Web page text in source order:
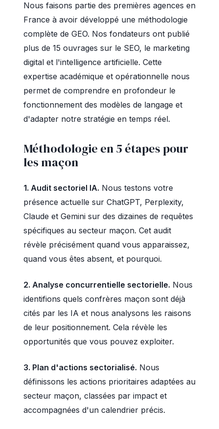
Nous faisons partie des premières agences en
France à avoir développé une méthodologie
complète de GEO. Nos fondateurs ont publié
plus de 15 ouvrages sur le SEO, le marketing
digital et l'intelligence artificielle. Cette
expertise académique et opérationnelle nous
permet de comprendre en profondeur le
fonctionnement des modèles de langage et
d'adapter notre stratégie en temps réel.
Méthodologie en 5 étapes pour
les maçon
1. Audit sectoriel IA. Nous testons votre
présence actuelle sur ChatGPT, Perplexity,
Claude et Gemini sur des dizaines de requêtes
spécifiques au secteur maçon. Cet audit
révèle précisément quand vous apparaissez,
quand vous êtes absent, et pourquoi.
2. Analyse concurrentielle sectorielle. Nous
identifions quels confrères maçon sont déjà
cités par les IA et nous analysons les raisons
de leur positionnement. Cela révèle les
opportunités que vous pouvez exploiter.
3. Plan d'actions sectorialisé. Nous
définissons les actions prioritaires adaptées au
secteur maçon, classées par impact et
accompagnées d'un calendrier précis.